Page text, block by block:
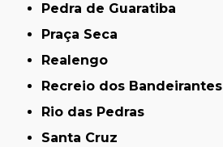
Pedra de Guaratiba
Praça Seca
Realengo
Recreio dos Bandeirantes
Rio das Pedras
Santa Cruz